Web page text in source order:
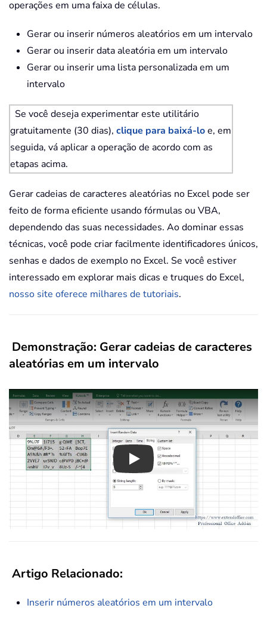
operações em uma faixa de células.
Gerar ou inserir números aleatórios em um intervalo
Gerar ou inserir data aleatória em um intervalo
Gerar ou inserir uma lista personalizada em um
intervalo
Se você deseja experimentar este utilitário
gratuitamente (30 dias), clique para baixá-loe, em
seguida, vá aplicar a operação de acordo com as
etapas acima.
Gerar cadeias de caracteres aleatórias no Excel pode ser
feito de forma eficiente usando fórmulas ou VBA,
dependendo das suas necessidades. Ao dominar essas
técnicas, você pode criar facilmente identificadores únicos,
senhas e dados de exemplo no Excel. Se você estiver
interessado em explorar mais dicas e truques do Excel,
nosso site oferece milhares de tutoriais.
Demonstração: Gerar cadeias de caracteres
aleatórias em um intervalo
Play
Artigo Relacionado:
Inserir números aleatórios em um intervalo